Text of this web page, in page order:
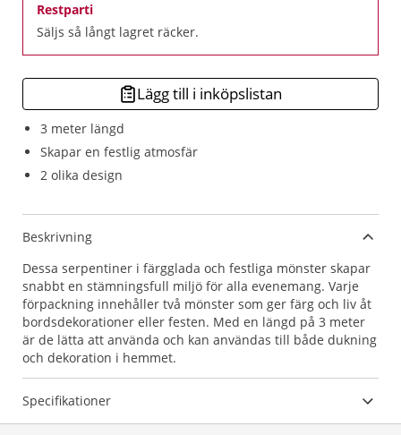
3 meter längd
Skapar en festlig atmosfär
2 olika design
Restparti
Säljs så långt lagret räcker.
Lägg till i inköpslistan
Beskrivning
Dessa serpentiner i färgglada och festliga mönster skapar
snabbt en stämningsfull miljö för alla evenemang. Varje
förpackning innehåller två mönster som ger färg och liv åt
bordsdekorationer eller festen. Med en längd på 3 meter
är de lätta att använda och kan användas till både dukning
och dekoration i hemmet.
Specifikationer